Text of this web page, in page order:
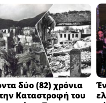
δύο (82) χρόνια
Καταστροφή του